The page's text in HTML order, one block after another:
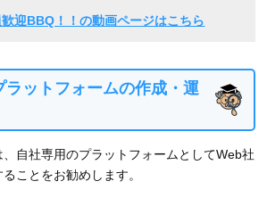
迎BBQ！！の動画ページはこちら
ットフォームの作成・運
自社専用のプラットフォームとしてWeb社
ことをお勧めします。